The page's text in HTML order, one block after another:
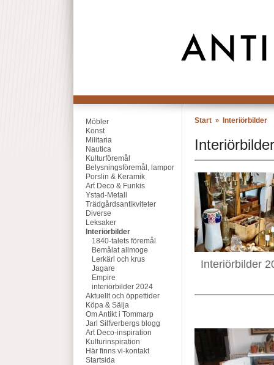
Möbler
Konst
Militaria
Nautica
Kulturföremål
Belysningsföremål, lampor
Porslin & Keramik
Art Deco & Funkis
Ystad-Metall
Trädgårdsantikviteter
Diverse
Leksaker
Interiörbilder
1840-talets föremål
Bemålat allmoge
Lerkärl och krus
Jagare
Empire
interiörbilder 2024
Aktuellt och öppettider
Köpa & Sälja
Om Antikt i Tommarp
Jarl Silfverbergs blogg
Art Deco-inspiration
Kulturinspiration
Här finns vi-kontakt
Startsida
Start » Interiörbilder
Interiörbilder
Interiörbilder